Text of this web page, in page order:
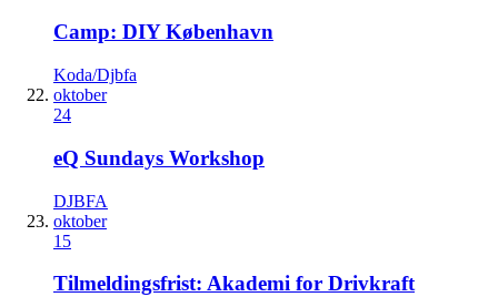
Camp: DIY København
Koda/Djbfa
oktober
24
eQ Sundays Workshop
DJBFA
oktober
15
Tilmeldingsfrist: Akademi for Drivkraft